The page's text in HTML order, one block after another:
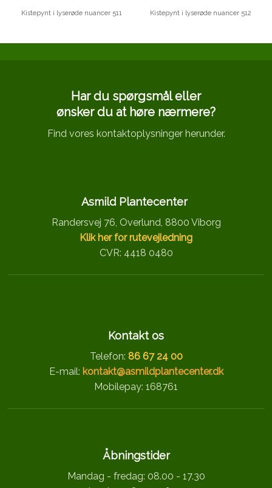
Kistepynt i lyserøde nuancer 511 Kistepynt i lyserøde nuancer 512
Har du spørgsmål eller
​ønsker du at høre nærmere?
Find vores kontaktoplysninger herunder.
Asmild Plantecenter
Randersvej 76, Overlund, 8800 Viborg
Klik her for rutevejledning
CVR: 4418 0480
Kontakt os
Telefon: 86 67 24 00
E-mail: kontakt@asmildplantecenter.dk
Mobilepay: 168761
Åbningstider
Mandag - fredag: 08.00 - 17.30